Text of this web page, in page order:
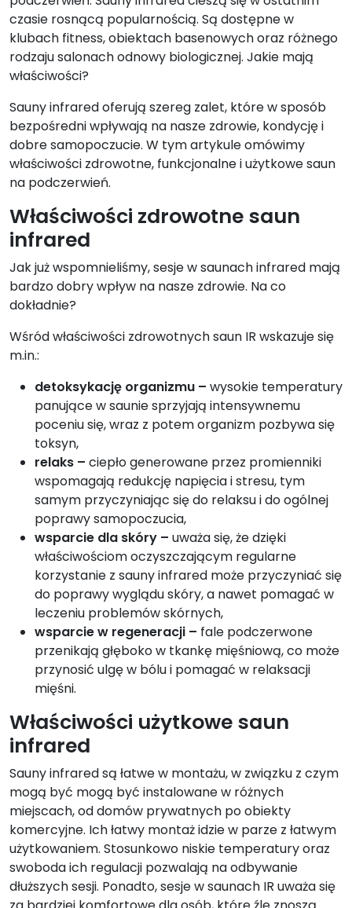
czasie rosnącą popularnością. Są dostępne w
klubach fitness, obiektach basenowych oraz różnego
rodzaju salonach odnowy biologicznej. Jakie mają
właściwości?
Sauny infrared oferują szereg zalet, które w sposób
bezpośredni wpływają na nasze zdrowie, kondycję i
dobre samopoczucie. W tym artykule omówimy
właściwości zdrowotne, funkcjonalne i użytkowe saun
na podczerwień.
Właściwości zdrowotne saun
infrared
Jak już wspomnieliśmy, sesje w saunach infrared mają
bardzo dobry wpływ na nasze zdrowie. Na co
dokładnie?
Wśród właściwości zdrowotnych saun IR wskazuje się
m.in.:
detoksykację organizmu – wysokie temperatury
panujące w saunie sprzyjają intensywnemu
poceniu się, wraz z potem organizm pozbywa się
toksyn,
relaks – ciepło generowane przez promienniki
wspomagają redukcję napięcia i stresu, tym
samym przyczyniając się do relaksu i do ogólnej
poprawy samopoczucia,
wsparcie dla skóry – uważa się, że dzięki
właściwościom oczyszczającym regularne
korzystanie z sauny infrared może przyczyniać się
do poprawy wyglądu skóry, a nawet pomagać w
leczeniu problemów skórnych,
wsparcie w regeneracji – fale podczerwone
przenikają głęboko w tkankę mięśniową, co może
przynosić ulgę w bólu i pomagać w relaksacji
mięśni.
Właściwości użytkowe saun
infrared
Sauny infrared są łatwe w montażu, w związku z czym
mogą być mogą być instalowane w różnych
miejscach, od domów prywatnych po obiekty
komercyjne. Ich łatwy montaż idzie w parze z łatwym
użytkowaniem. Stosunkowo niskie temperatury oraz
swoboda ich regulacji pozwalają na odbywanie
dłuższych sesji. Ponadto, sesje w saunach IR uważa się